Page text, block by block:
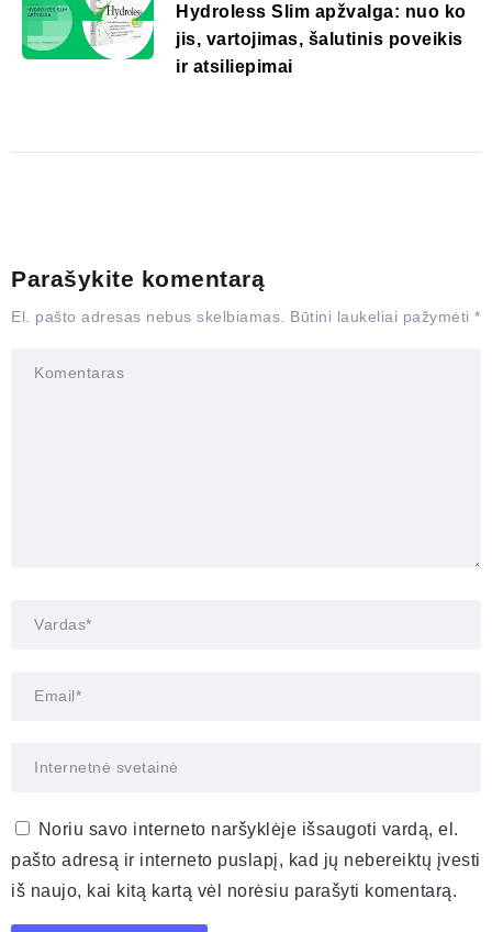
Hydroless Slim apžvalga: nuo ko
jis, vartojimas, šalutinis poveikis
ir atsiliepimai
Parašykite komentarą
El. pašto adresas nebus skelbiamas. Būtini laukeliai pažymėti *
Noriu savo interneto naršyklėje išsaugoti vardą, el.
pašto adresą ir interneto puslapį, kad jų nebereiktų įvesti
iš naujo, kai kitą kartą vėl norėsiu parašyti komentarą.